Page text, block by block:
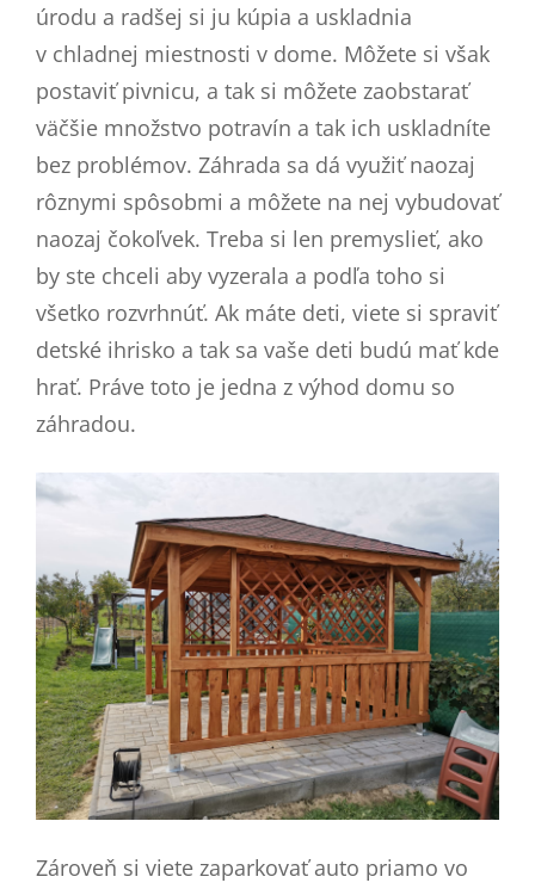
úrodu a radšej si ju kúpia a uskladnia
v chladnej miestnosti v dome. Môžete si však
postaviť pivnicu, a tak si môžete zaobstarať
väčšie množstvo potravín a tak ich uskladníte
bez problémov. Záhrada sa dá využiť naozaj
rôznymi spôsobmi a môžete na nej vybudovať
naozaj čokoľvek. Treba si len premyslieť, ako
by ste chceli aby vyzerala a podľa toho si
všetko rozvrhnúť. Ak máte deti, viete si spraviť
detské ihrisko a tak sa vaše deti budú mať kde
hrať. Práve toto je jedna z výhod domu so
záhradou.
Zároveň si viete zaparkovať auto priamo vo